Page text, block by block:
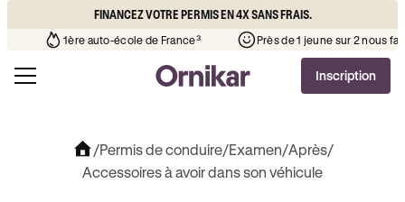
FINANCEZ VOTRE PERMIS EN 4X SANS FRAIS.
école de votre quartier¹ 1ère auto-école de France³
Inscription
/Permis de conduire/Examen/Après/
Accessoires à avoir dans son véhicule